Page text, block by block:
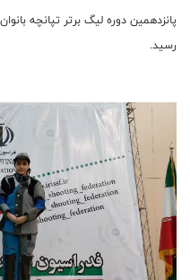
پانزدهمین دوره لیگ برتر تپانچه
رسید.